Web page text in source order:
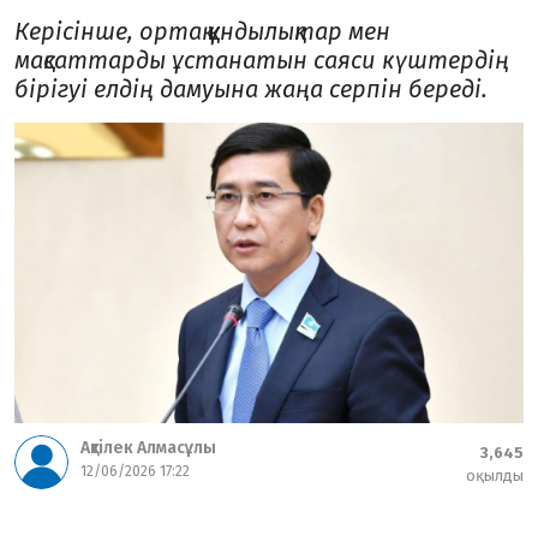
Керісінше, ортақ құндылықтар мен
мақсаттарды ұстанатын саяси күштердің
бірігуі елдің дамуына жаңа серпін береді.
Ақтілек Алмасұлы
12/06/2026 17:22
3,645
оқылды